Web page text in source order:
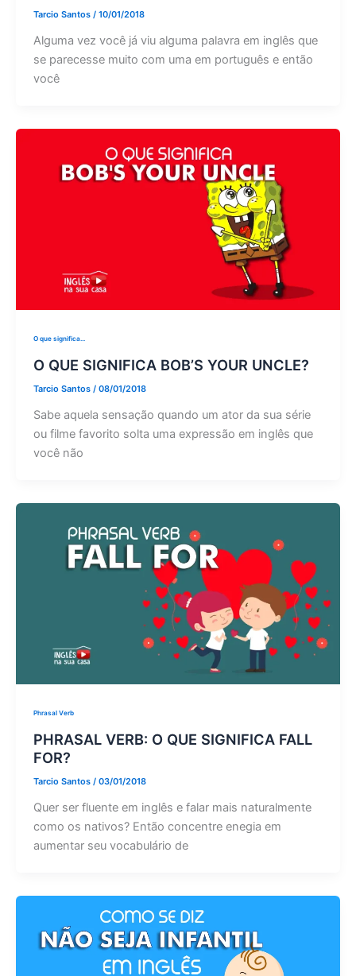
Tarcio Santos / 10/01/2018
Alguma vez você já viu alguma palavra em inglês que
se parecesse muito com uma em português e então
você
O que significa...
O QUE SIGNIFICA BOB’S YOUR UNCLE?
Tarcio Santos / 08/01/2018
Sabe aquela sensação quando um ator da sua série
ou filme favorito solta uma expressão em inglês que
você não
Phrasal Verb
PHRASAL VERB: O QUE SIGNIFICA FALL
FOR?
Tarcio Santos / 03/01/2018
Quer ser fluente em inglês e falar mais naturalmente
como os nativos? Então concentre enegia em
aumentar seu vocabulário de